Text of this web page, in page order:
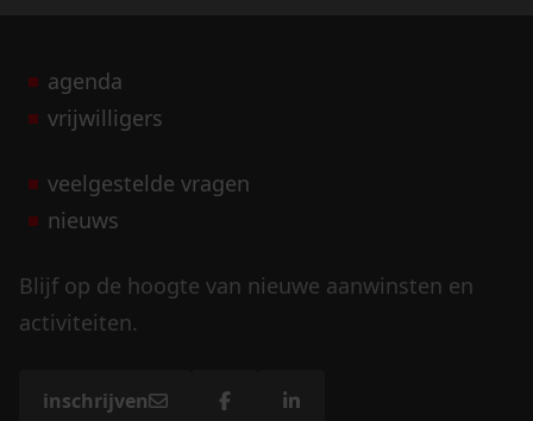
agenda
vrijwilligers
veelgestelde vragen
nieuws
Blijf op de hoogte van nieuwe aanwinsten en
activiteiten.
inschrijven